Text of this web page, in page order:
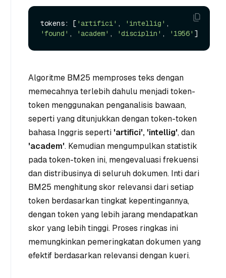
tokens: [ 'artifici' , 'intellig'
'found' , 'academ' , 'disciplin' , '1956'
Algoritme BM25 memproses teks dengan
memecahnya terlebih dahulu menjadi token-
token menggunakan penganalisis bawaan,
seperti yang ditunjukkan dengan token-token
bahasa Inggris seperti 'artifici', 'intellig', dan
'academ'. Kemudian mengumpulkan statistik
pada token-token ini, mengevaluasi frekuensi
dan distribusinya di seluruh dokumen. Inti dari
BM25 menghitung skor relevansi dari setiap
token berdasarkan tingkat kepentingannya,
dengan token yang lebih jarang mendapatkan
skor yang lebih tinggi. Proses ringkas ini
memungkinkan pemeringkatan dokumen yang
efektif berdasarkan relevansi dengan kueri.